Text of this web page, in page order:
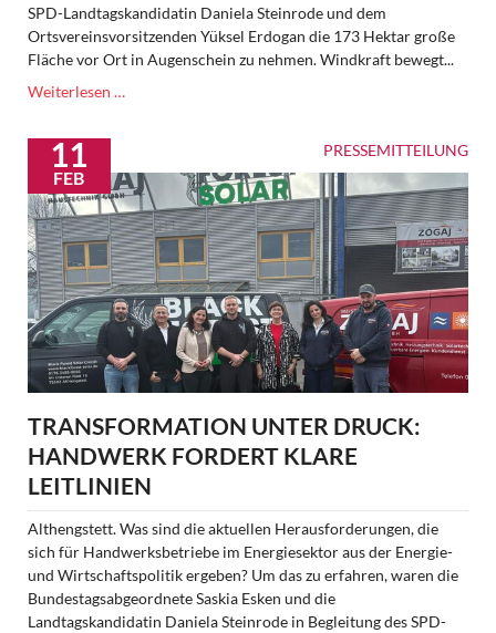
SPD-Landtagskandidatin Daniela Steinrode und dem
Ortsvereinsvorsitzenden Yüksel Erdogan die 173 Hektar große
Fläche vor Ort in Augenschein zu nehmen. Windkraft bewegt...
Weiterlesen …
Waldschutz,
Klimazielen
und
Bürgerinteressen
PRESSEMITTEILUNG
11
FEB
TRANSFORMATION UNTER DRUCK:
HANDWERK FORDERT KLARE
LEITLINIEN
Althengstett. Was sind die aktuellen Herausforderungen, die
sich für Handwerksbetriebe im Energiesektor aus der Energie-
und Wirtschaftspolitik ergeben? Um das zu erfahren, waren die
Bundestagsabgeordnete Saskia Esken und die
Landtagskandidatin Daniela Steinrode in Begleitung des SPD-